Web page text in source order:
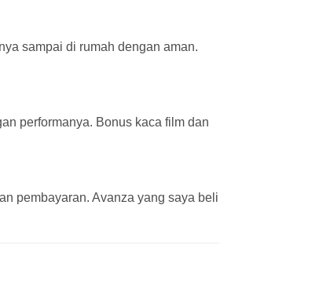
sampai di rumah dengan aman.
performanya. Bonus kaca film dan
pembayaran. Avanza yang saya beli